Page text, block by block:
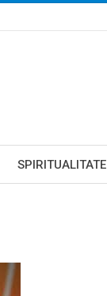
SPIRITUALITATE